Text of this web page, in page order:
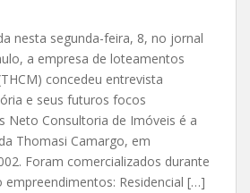
nesta segunda-feira, 8, no jornal
a empresa de loteamentos
concedeu entrevista
e seus futuros focos
Neto Consultoria de Imóveis é a
Thomasi Camargo, em
Foram comercializados durante
empreendimentos: Residencial […]